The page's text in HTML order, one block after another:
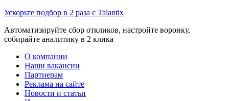
Ускорьте подбор в 2 раза с Talantix
Автоматизируйте сбор откликов, настройте воронку,
собирайте аналитику в 2 клика
О компании
Наши вакансии
Партнерам
Реклама на сайте
Новости и статьи